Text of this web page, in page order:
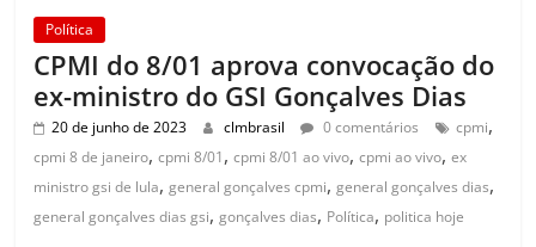
Política
CPMI do 8/01 aprova convocação do
ex-ministro do GSI Gonçalves Dias
20 de junho de 2023 clmbrasil 0 comentários cpmi,
cpmi 8 de janeiro,cpmi 8/01,cpmi 8/01 ao vivo,cpmi ao vivo,ex
ministro gsi de lula,general gonçalves cpmi,general gonçalves dias,
general gonçalves dias gsi,gonçalves dias, Política, politica hoje